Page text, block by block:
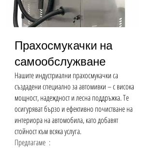
Прахосмукачки на
самообслужване
Нашите индустриални прахосмукачки са
създадени специално за автомивки – с висока
мощност, надеждност и лесна поддръжка. Те
осигуряват бързо и ефективно почистване на
интериора на автомобила, като добавят
стойност към всяка услуга.
Предлагаме :